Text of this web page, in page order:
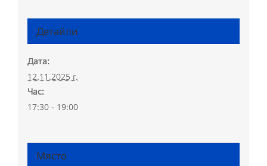
Детайли
Дата:
12.11.2025 г.
Час:
17:30 - 19:00
Място